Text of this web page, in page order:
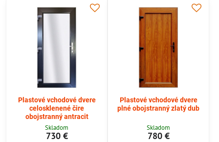
Plastové vchodové dvere
celosklenené čire
obojstranný antracit
Skladom
730 €
Plastové vchodové dvere
plné obojstranný zlatý dub
Skladom
780 €